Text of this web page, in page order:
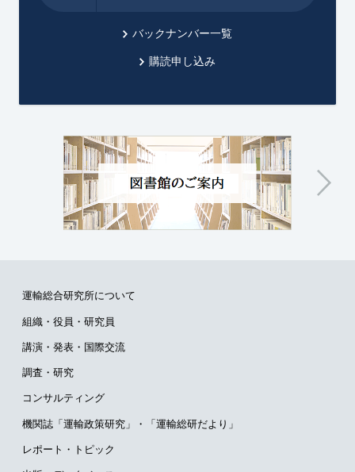
バックナンバー一覧
購読申し込み
運輸総合研究所について
組織・役員・研究員
講演・発表・国際交流
調査・研究
コンサルティング
機関誌「運輸政策研究」・ 「運輸総研だより」
レポート・トピック